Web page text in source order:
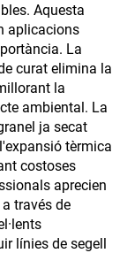
Aquesta
aplicacions
La
curat elimina la
la
ambiental. La
ja secat
tèrmica
costoses
aprecien
través de
línies de segell